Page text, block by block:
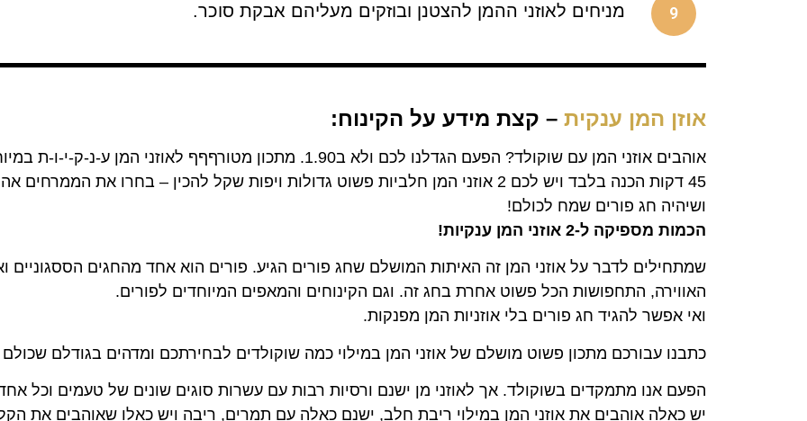
9 מניחים לאוזני ההמן להצטנן ובוזקים מעליהם אבקת סוכר.
אוזן המן ענקית – קצת מידע על הקינוח:
אוהבים אוזני המן עם שוקולד? הפעם הגדלנו לכם ולא ב1.90. מתכון מטורףףף לאוזני המן ע-נ-ק-י-ו-ת במיוחד לחג פורים שחל בימים אלה.
45 דקות הכנה בלבד ויש לכם 2 אוזני המן חלביות פשוט גדולות ויפות שקל להכין – בחרו את הממרחים אהובים עליכם ותתפנקו,
ושיהיה חג פורים שמח לכולם!
הכמות מספיקה ל-2 אוזני המן ענקיות!
שמתחילים לדבר על אוזני המן זה האיתות המושלם שחג פורים הגיע. פורים הוא אחד מהחגים הססגוניים
האווירה, התחפושות הכל פשוט אחרת בחג זה. וגם הקינוחים והמאפים המיוחדים לפורים.
ואי אפשר להגיד חג פורים בלי אוזניות המן מפנקות.
כתבנו עבורכם מתכון פשוט מושלם של אוזני המן במילוי כמה שוקולדים לבחירתכם ומדהים בגודלם שכולם
הפעם אנו מתמקדים בשוקולד. אך לאוזני מן ישנם ורסיות רבות עם עשרות סוגים שונים של טעמים וכל
יש כאלה אוהבים את אוזני המן במילוי ריבת חלב, ישנם כאלה עם תמרים, ריבה ויש כאלו שאוהבים את